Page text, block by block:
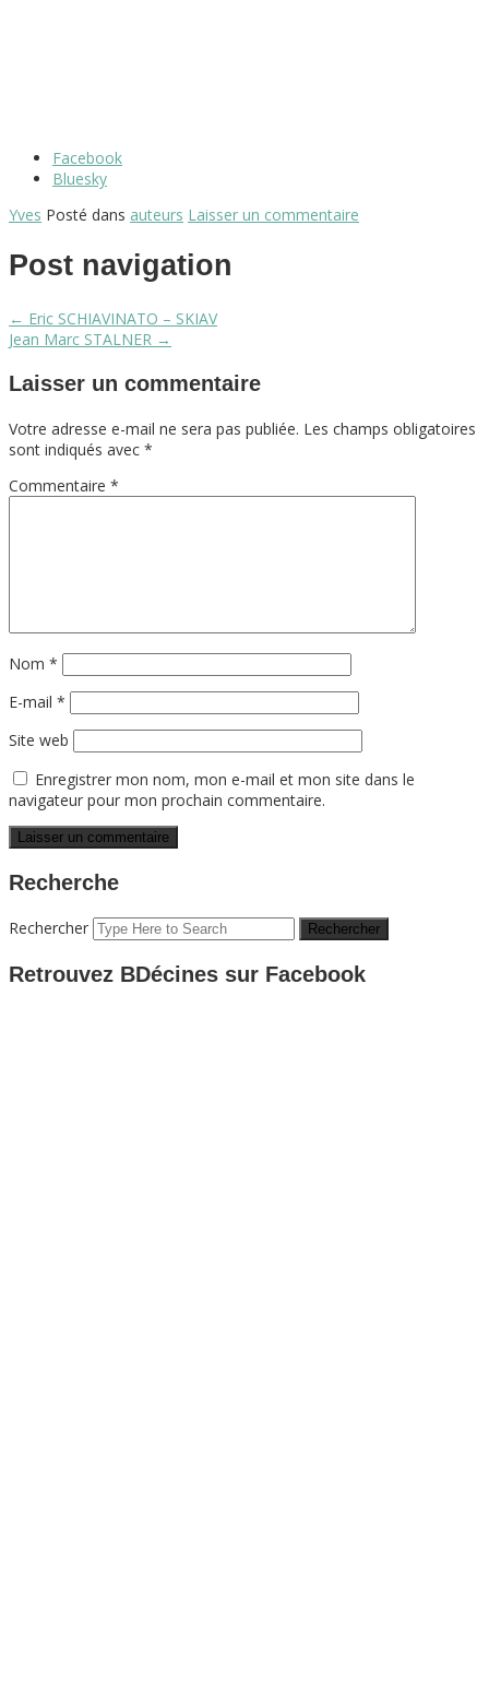
Partager
"Serge
Facebook
Bluesky
Yves Posté dans auteurs Laisser un commentaire
Post navigation
← Eric SCHIAVINATO – SKIAV
Jean Marc STALNER →
Laisser un commentaire
Votre adresse e-mail ne sera pas publiée. Les champs obligatoires
sont indiqués avec *
Commentaire *
Nom *
E-mail *
Site web
Enregistrer mon nom, mon e-mail et mon site dans le
navigateur pour mon prochain commentaire.
Recherche
Rechercher
Retrouvez BDécines sur Facebook